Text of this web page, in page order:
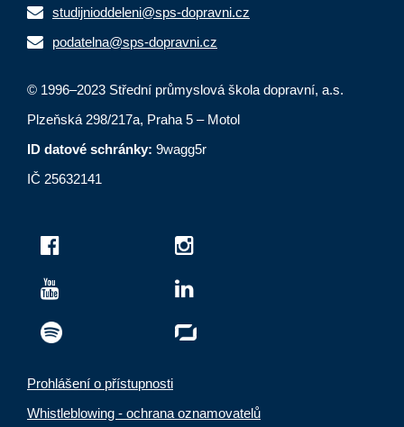
studijnioddeleni@sps-dopravni.cz
podatelna@sps-dopravni.cz
© 1996–2023 Střední průmyslová škola dopravní, a.s.
Plzeňská 298/217a, Praha 5 – Motol
ID datové schránky: 9wagg5r
IČ 25632141
Prohlášení o přístupnosti
Whistleblowing - ochrana oznamovatelů